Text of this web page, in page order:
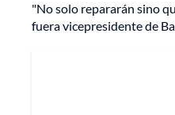
"No solo repararán sino
fuera vicepresidente de